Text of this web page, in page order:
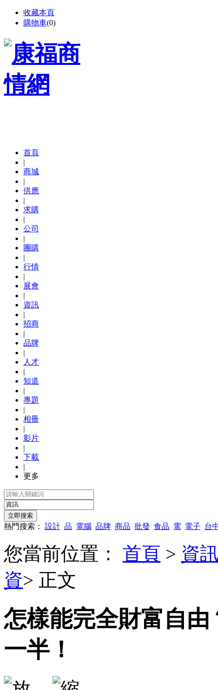
收藏本頁
購物車(0)
首頁
|
商城
|
供應
|
求購
|
公司
|
團購
|
行情
|
展會
|
資訊
|
招商
|
品牌
|
人才
|
知道
|
專題
|
相冊
|
影片
|
下載
|
更多
熱門搜索： 設計 品 電腦 品牌 商品 批發 食品 電 電子 台
您當前位置： 首頁 > 資
資> 正文
怎樣能完全財富自
一半！